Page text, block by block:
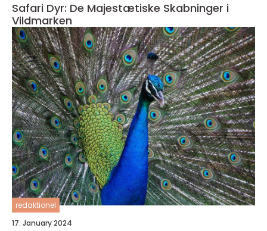
Safari Dyr: De Majestætiske Skabninger i
Vildmarken
redaktionel
17. January 2024